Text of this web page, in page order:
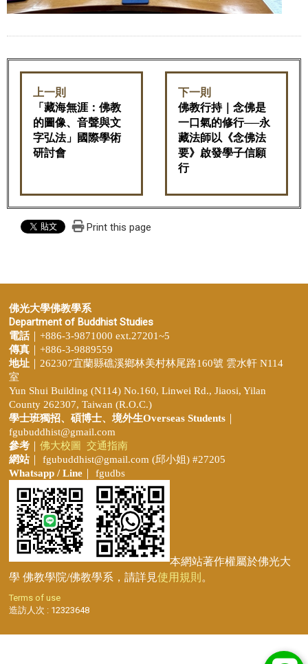
上一則
「藏海無涯：佛教
的圖像、音聲與文
字弘法」國際學術
研討會
下一則
佛教行持｜念佛是
一口氣的修行──永
藏法師以《念佛法
要》啟發學子信願
行
Print this page
佛光大學佛教學系
Department of Buddhist Studies
電話｜+886-3-9871000 ext.27201~5
傳真 ｜+886-3-9889559
地址 ｜262307宜蘭縣礁溪鄉林美村林尾路160號 雲水軒 N114
室
Yun Shui Building (N114) No.160, Linwei Rd., Jiaosi, Yilan
County 262307, Taiwan (R.O.C.)
學士班獨招、 碩博士、境外生Overseas Students
fgubuddhist@gmail.com
參考
佛大校圖
交通指南
網站｜ fgubuddhist@gmail.com (邱小姐) #27205
Whatsapp / Line ｜ fgudbs
本網站著作權屬於佛光大
學 佛教學院/佛教學系，請詳見使用規則。
Terms of use
造訪人次 : 12323648